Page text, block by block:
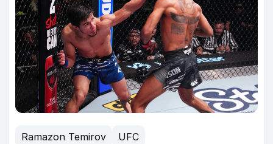
Ramazon Temirov
UFC